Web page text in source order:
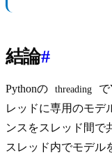
結論#
Pythonの threading
レッドに専用のモデ
ンスをスレッド間で
スレッド内でモデル